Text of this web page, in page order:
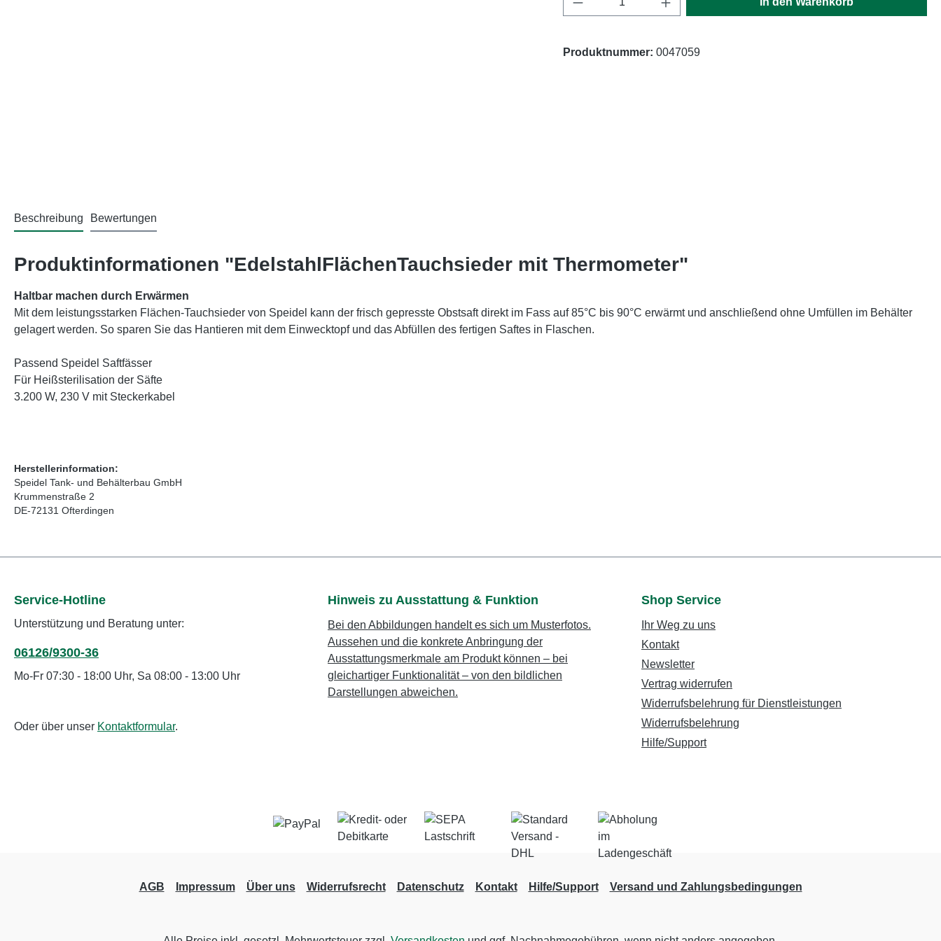
Produktnummer: 0047059
Beschreibung Bewertungen
Produktinformationen "Edelstahl­Flächen­Tauchsieder mit Thermometer"
Haltbar machen durch Erwärmen
Mit dem leistungsstarken Flächen-Tauchsieder von Speidel kann der frisch gepresste Obstsaft direkt im Fass auf 85°C bis 90°C erwärmt und anschließend ohne Umfüllen im Behälter
gelagert werden. So sparen Sie das Hantieren mit dem Einwecktopf und das Abfüllen des fertigen Saftes in Flaschen.
Passend Speidel Saftfässer
Für Heißsterilisation der Säfte
3.200 W, 230 V mit Steckerkabel
Herstellerinformation:
Speidel Tank- und Behälterbau GmbH
Krummenstraße 2
DE-72131 Ofterdingen
Service-Hotline
Unterstützung und Beratung unter:
06126/9300-36
Mo-Fr 07:30 - 18:00 Uhr, Sa 08:00 - 13:00 Uhr
Oder über unser Kontaktformular.
Hinweis zu Ausstattung & Funktion
Bei den Abbildungen handelt es sich um Musterfotos.
Aussehen und die konkrete Anbringung der
Ausstattungsmerkmale am Produkt können – bei
gleichartiger Funktionalität – von den bildlichen
Darstellungen abweichen.
Shop Service
Ihr Weg zu uns
Kontakt
Newsletter
Vertrag widerrufen
Widerrufsbelehrung für Dienstleistungen
Widerrufsbelehrung
Hilfe/Support
AGB Impressum Über uns Widerrufsrecht Datenschutz Kontakt Hilfe/Support Versand und Zahlungsbedingungen